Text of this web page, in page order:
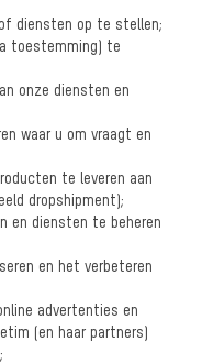
diensten op te stellen;
toestemming) te
onze diensten en
waar u om vraagt en
te leveren aan
dropshipment);
en diensten te beheren
en het verbeteren
advertenties en
(en haar partners)